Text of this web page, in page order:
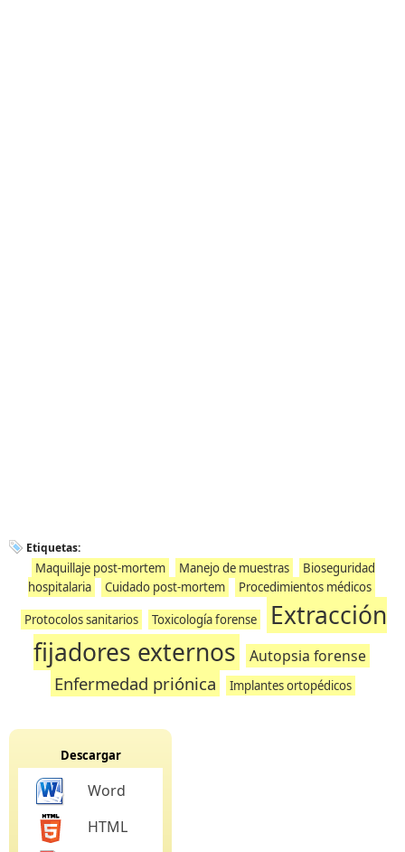
Etiquetas:
Maquillaje post-mortem Manejo de muestras
Bioseguridad
hospitalaria
Cuidado post-mortem
Procedimientos médicos
Protocolos sanitarios
Toxicología forense
Extracción
fijadores externos
Autopsia forense
Enfermedad priónica Implantes ortopédicos
Descargar
Word
HTML